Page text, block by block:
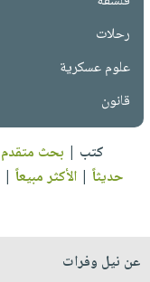
رحلات
علوم عسكرية
قانون
كتب | بحث متقدم
حديثاً |الأكثر مبيعاً |
عن نيل وفرات